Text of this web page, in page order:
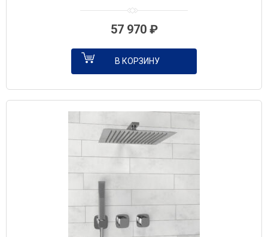
57 970 ₽
В КОРЗИНУ